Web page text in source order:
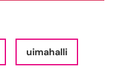
uimahalli